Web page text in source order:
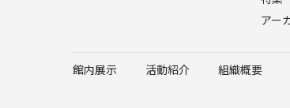
アー
館内展示 活動紹介 組織概要